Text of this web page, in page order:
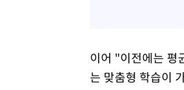
이어 "이전에는 평
는 맞춤형 학습이